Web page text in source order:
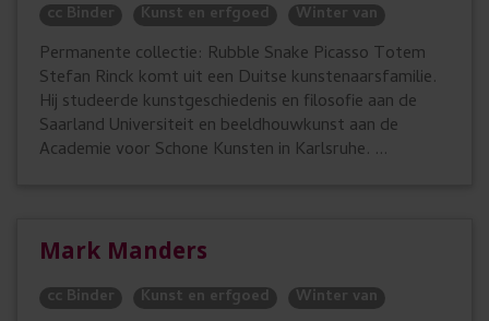
cc Binder Kunst en erfgoed Winter van
Permanente collectie: Rubble Snake Picasso Totem
Stefan Rinck komt uit een Duitse kunstenaarsfamilie.
Hij studeerde kunstgeschiedenis en filosofie aan de
Saarland Universiteit en beeldhouwkunst aan de
Academie voor Schone Kunsten in Karlsruhe. ...
Mark Manders
cc Binder Kunst en erfgoed Winter van